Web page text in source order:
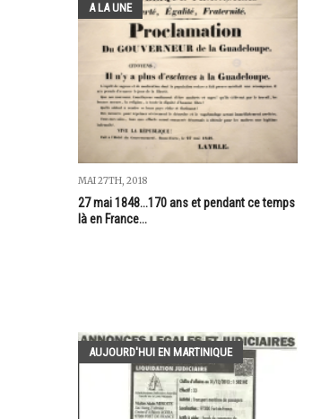
A LA UNE
MAI 27TH, 2018
27 mai 1848...170 ans et pendant ce temps
là en France...
AUJOURD'HUI EN MARTINIQUE